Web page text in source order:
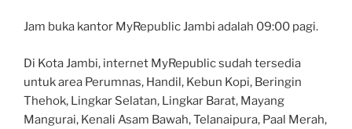
Jam buka kantor MyRepublic Jambi adalah 09:00 pagi.
Di Kota Jambi, internet MyRepublic sudah tersedia
untuk area Perumnas, Handil, Kebun Kopi, Beringin
Thehok, Lingkar Selatan, Lingkar Barat, Mayang
Mangurai, Kenali Asam Bawah, Telanaipura, Paal Merah,